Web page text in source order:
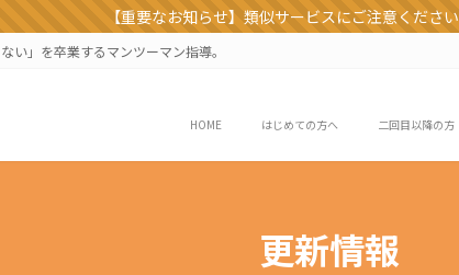
【重要なお知らせ】類似サービスにご注意ください
い」を卒業するマンツーマン指導。
HOME はじめての方へ 二回目以降の方
更新情報